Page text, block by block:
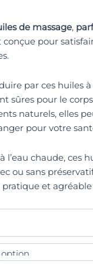
de massage,
conçue pour
par ces huiles
sûres pour le
naturels, elles
pour votre
l’eau chaude, ces
ou sans
pratique et